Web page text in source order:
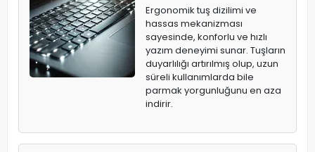
Ergonomik tuş dizilimi ve
hassas mekanizması
sayesinde, konforlu ve hızlı
yazım deneyimi sunar. Tuşların
duyarlılığı artırılmış olup, uzun
süreli kullanımlarda bile
parmak yorgunluğunu en aza
indirir.